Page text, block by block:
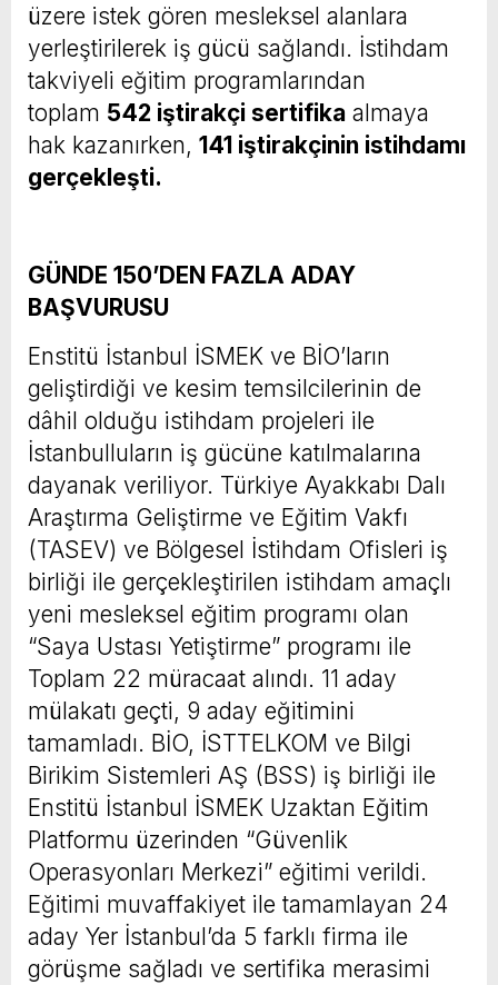
üzere istek gören mesleksel alanlara
yerleştirilerek iş gücü sağlandı. İstihdam
takviyeli eğitim programlarından
toplam 542 iştirakçi sertifika almaya
hak kazanırken, 141 iştirakçinin istihdamı
gerçekleşti.
GÜNDE 150’DEN FAZLA ADAY
BAŞVURUSU
Enstitü İstanbul İSMEK ve BİO’ların
geliştirdiği ve kesim temsilcilerinin de
dâhil olduğu istihdam projeleri ile
İstanbulluların iş gücüne katılmalarına
dayanak veriliyor. Türkiye Ayakkabı Dalı
Araştırma Geliştirme ve Eğitim Vakfı
(TASEV) ve Bölgesel İstihdam Ofisleri iş
birliği ile gerçekleştirilen istihdam amaçlı
yeni mesleksel eğitim programı olan
“Saya Ustası Yetiştirme” programı ile
Toplam 22 müracaat alındı. 11 aday
mülakatı geçti, 9 aday eğitimini
tamamladı. BİO, İSTTELKOM ve Bilgi
Birikim Sistemleri AŞ (BSS) iş birliği ile
Enstitü İstanbul İSMEK Uzaktan Eğitim
Platformu üzerinden “Güvenlik
Operasyonları Merkezi” eğitimi verildi.
Eğitimi muvaffakiyet ile tamamlayan 24
aday Yer İstanbul’da 5 farklı firma ile
görüşme sağladı ve sertifika merasimi